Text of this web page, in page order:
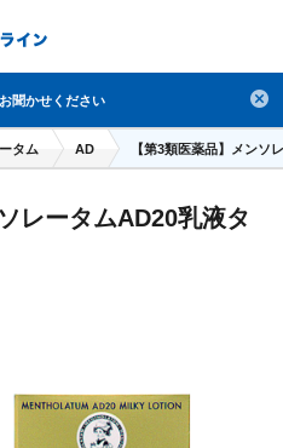
け止め 熱中症対策
オバジ ダーマセプトRX
洗顔 数量限定
検索
聞かせください
タム AD 【第3類医薬品】メンソ
レータムAD20乳液タ